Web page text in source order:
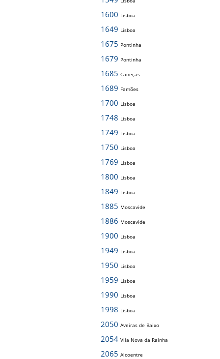
1600 Lisboa
1649 Lisboa
1675 Pontinha
1679 Pontinha
1685 Caneças
1689 Famões
1700 Lisboa
1748 Lisboa
1749 Lisboa
1750 Lisboa
1769 Lisboa
1800 Lisboa
1849 Lisboa
1885 Moscavide
1886 Moscavide
1900 Lisboa
1949 Lisboa
1950 Lisboa
1959 Lisboa
1990 Lisboa
1998 Lisboa
2050 Aveiras de Baixo
2054 Vila Nova da Rainha
2065 Alcoentre